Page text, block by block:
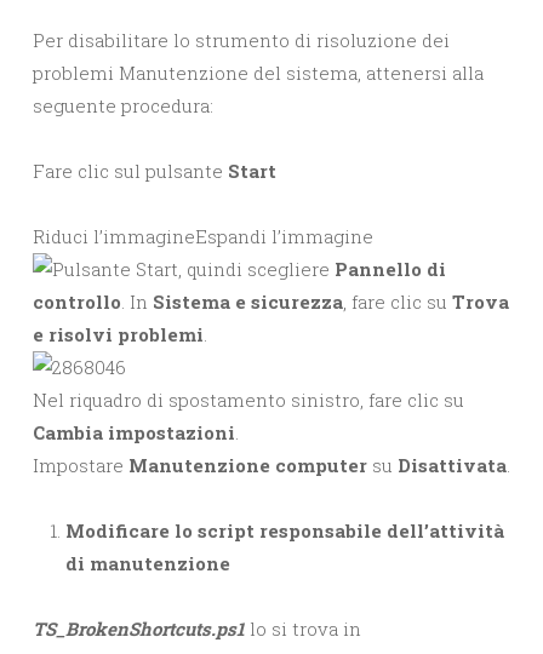
Per disabilitare lo strumento di risoluzione dei
problemi Manutenzione del sistema, attenersi alla
seguente procedura:
Fare clic sul pulsante Start
Riduci l’immagineEspandi l’immagine
, quindi scegliere Pannello di
controllo. In Sistema e sicurezza, fare clic su Trova
e risolvi problemi.
Nel riquadro di spostamento sinistro, fare clic su
Cambia impostazioni.
Impostare Manutenzione computer su Disattivata.
Modificare lo script responsabile dell’attività
di manutenzione
TS_BrokenShortcuts.ps1 lo si trova in